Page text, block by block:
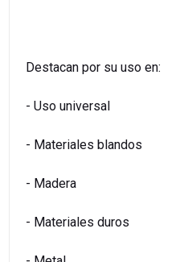
Destacan por su uso en:
- Uso universal
- Materiales blandos
- Madera
- Materiales duros